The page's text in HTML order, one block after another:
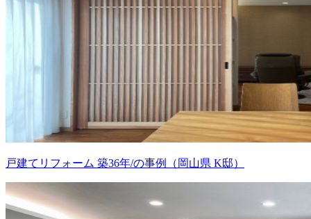
戸建てリフォーム 築36年/の事例（岡山県 K邸）